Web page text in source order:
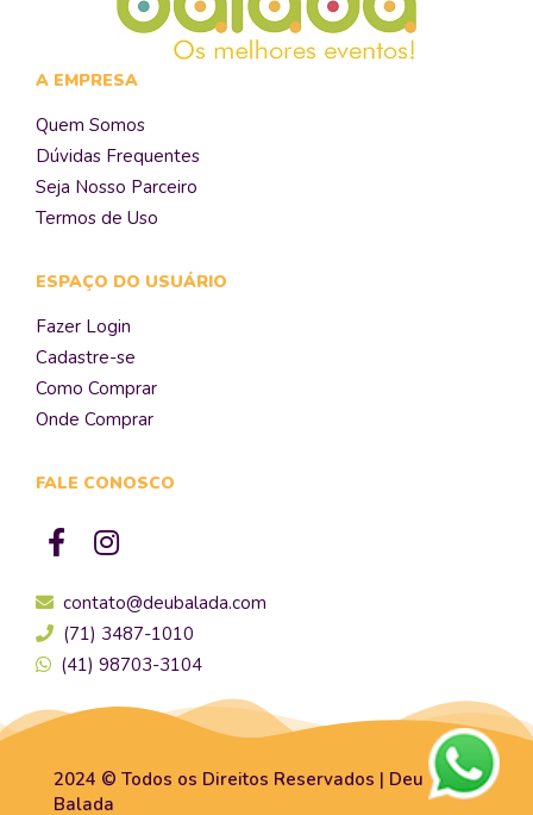
A EMPRESA
Quem Somos
Dúvidas Frequentes
Seja Nosso Parceiro
Termos de Uso
ESPAÇO DO USUÁRIO
Fazer Login
Cadastre-se
Como Comprar
Onde Comprar
FALE CONOSCO
contato@deubalada.com
(71) 3487-1010
(41) 98703-3104
2024 © Todos os Direitos Reservados | Deu
Balada